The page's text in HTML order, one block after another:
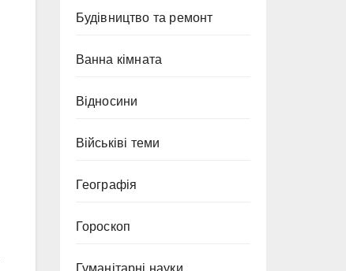
Будівництво та ремонт
Ванна кімната
Відносини
Військіві теми
Географія
Гороскоп
Гуманітарні науки